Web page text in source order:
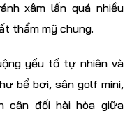
xâm lấn quá nhiều
thẩm mỹ chung.
yếu tố tự nhiên và
bể bơi, sân golf mini,
cân đối hài hòa giữa